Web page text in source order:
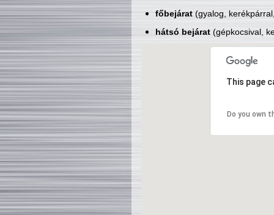
főbejárat(gyalog,
hátsó bejárat(gépkocsival,
This page
Do you own